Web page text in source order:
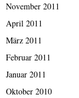
November 2011
April 2011
März 2011
Februar 2011
Januar 2011
Oktober 2010